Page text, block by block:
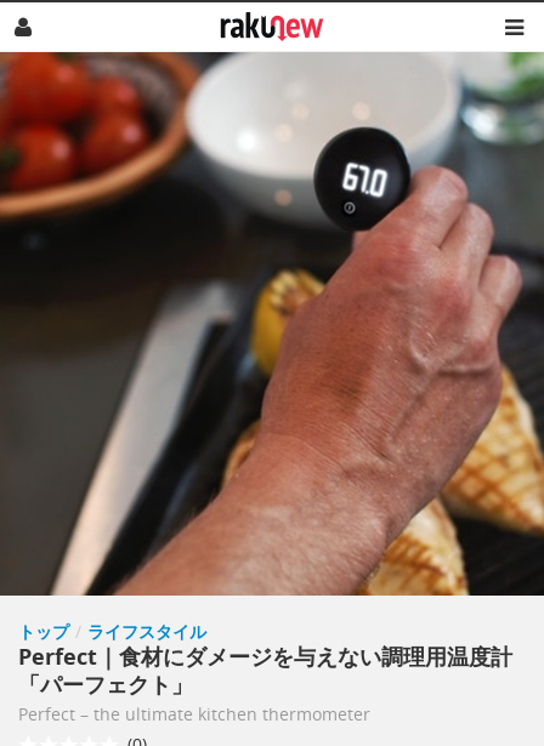
トップ / ライフスタイル
Perfect｜食材にダメージを与えない調理用温度計
「パーフェクト」
Perfect – the ultimate kitchen thermometer